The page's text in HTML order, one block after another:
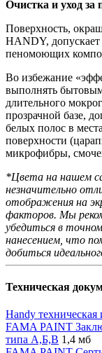
Очистка и уход за
Поверхность,
HANDY,
пеномоющих
Во избежание
выполнять
длительного
прозрачной базе,
белых полос в
поверхности
микрофибры,
*Цвета на нашем
незначительно
отображения на
факторов. Мы
убедиться в
нанесением, что
добиться
Техническая
Handy техническая
FAMA PAINT
типа А,Б,В 1,4 мб